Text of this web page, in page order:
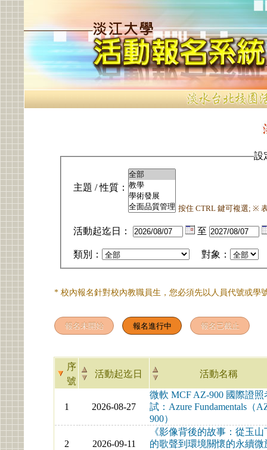
設
主題 / 性質：
按住 CTRL 鍵可複選; ※
活動起迄日： 至
類別： 對象：
* 校內報名針對校內教職員生，您必須先以人員代號或學
序
號
活動起迄日 活動名稱
1 2026-08-27
微軟 MCF AZ-900 國際證照
試：Azure Fundamentals（
900）
2 2026-09-11
《影像背後的故事：從玉山
的歌聲到環境關懷的永續微